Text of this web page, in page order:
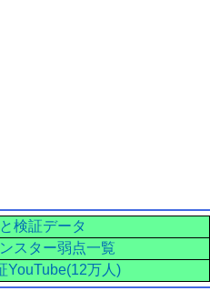
検証データ
スター弱点一覧
YouTube(12万人)